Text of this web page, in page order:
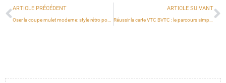
ARTICLE PRÉCÉDENT ARTICLE SUIVANT
Réussir la carte VTC BVTC : le parcours simplifié pour devenir chauffeur